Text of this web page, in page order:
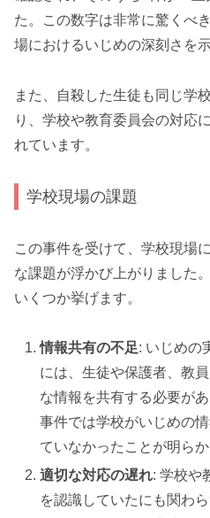
た。この数字は非常に驚くべ
場におけるいじめの深刻さを
また、自殺した生徒も同じ学
り、学校や教育委員会の対応
れています。
学校現場の課題
この事件を受けて、学校現場
な課題が浮かび上がりました
いくつか挙げます。
情報共有の不足: いじめの
には、生徒や保護者、教
な情報を共有する必要が
事件では学校がいじめの
ていなかったことが明らか
適切な対応の遅れ: 学校や
を認識していたにも関わ